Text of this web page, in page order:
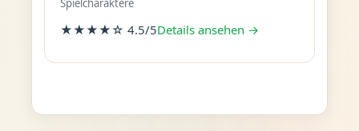
Spielcharaktere
★★★★☆ 4.5/5Details ansehen →